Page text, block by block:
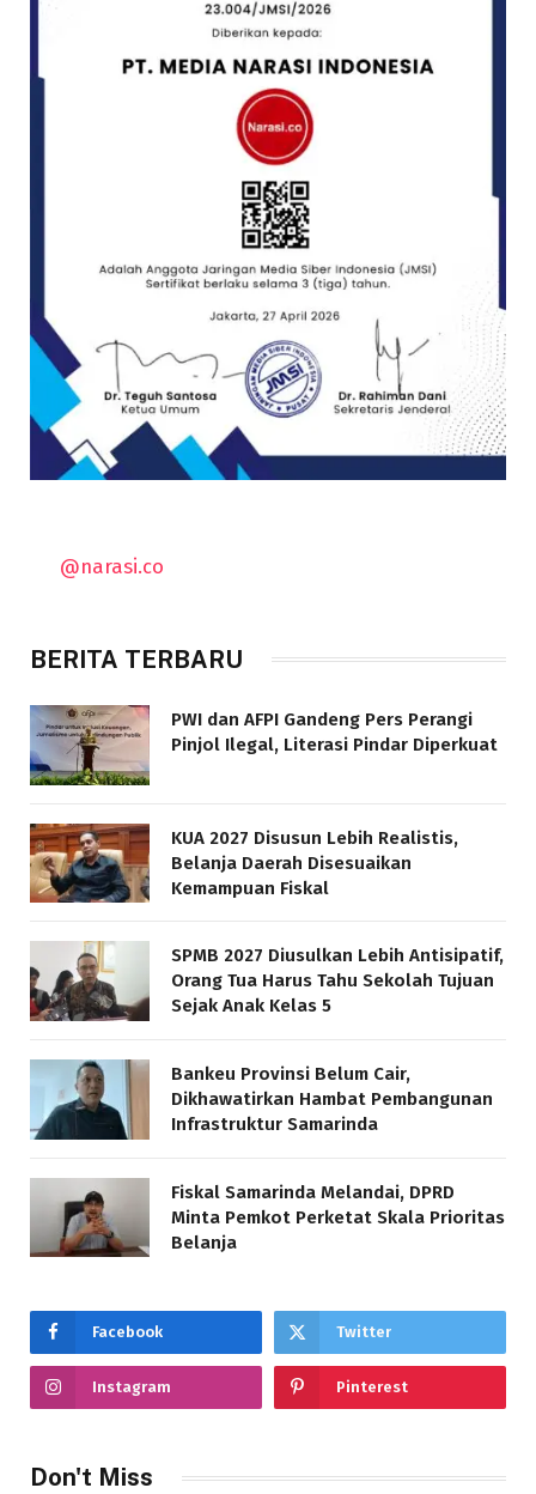
@narasi.co
BERITA TERBARU
PWI dan AFPI Gandeng Pers Perangi
Pinjol Ilegal, Literasi Pindar Diperkuat
KUA 2027 Disusun Lebih Realistis,
Belanja Daerah Disesuaikan
Kemampuan Fiskal
SPMB 2027 Diusulkan Lebih Antisipatif,
Orang Tua Harus Tahu Sekolah Tujuan
Sejak Anak Kelas 5
Bankeu Provinsi Belum Cair,
Dikhawatirkan Hambat Pembangunan
Infrastruktur Samarinda
Fiskal Samarinda Melandai, DPRD
Minta Pemkot Perketat Skala Prioritas
Belanja
Facebook Twitter
Instagram Pinterest
Don't Miss